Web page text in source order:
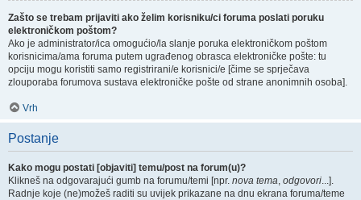
Zašto se trebam prijaviti ako želim korisniku/ci foruma poslati poruku
elektroničkom poštom?
Ako je administrator/ica omogućio/la slanje poruka elektroničkom poštom
korisnicima/ama foruma putem ugrađenog obrasca elektroničke pošte: tu
opciju mogu koristiti samo registrirani/e korisnici/e [čime se sprječava
zlouporaba forumova sustava elektroničke pošte od strane anonimnih osoba].
Vrh
Postanje
Kako mogu postati [objaviti] temu/post na forum(u)?
Klikneš na odgovarajući gumb na forumu/temi [npr. nova tema, odgovori...].
Radnje koje (ne)možeš raditi su uvijek prikazane na dnu ekrana foruma/teme